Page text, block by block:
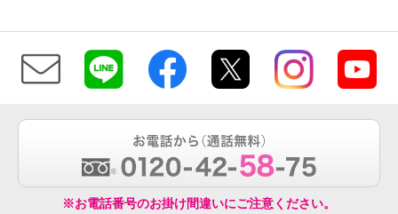
※お電話番号のお掛け間違いにご注意ください。